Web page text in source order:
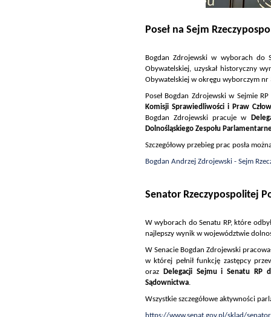
Poseł na Sejm
Bogdan Zdrojewski w wyborach do
Obywatelskiej, uzyskał historyczny
Obywatelskiej w okręgu wyborczym nr
Poseł Bogdan Zdrojewski w Sejmie
Komisji Sprawiedliwości i Praw
Bogdan Zdrojewski pracuje w
Dolnośląskiego Zespołu
Szczegółowy przebieg prac posła
Bogdan Andrzej Zdrojewski - Sejm
Senator Rzeczypospolitej
W wyborach do Senatu RP, które
najlepszy wynik w województwie
W Senacie Bogdan Zdrojewski
w której pełnił funkcję zastępcy
oraz
Delegacji Sejmu i Senatu RP
Sądownictwa.
Wszystkie szczegółowe aktywności